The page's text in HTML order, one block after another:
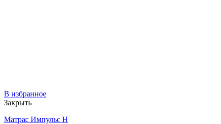
В избранное
Закрыть
Матрас Импульс Н